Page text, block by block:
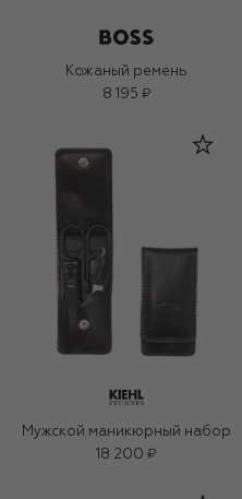
Кожаный ремень
8 195 ₽
Мужской маникюрный набор
18 200 ₽